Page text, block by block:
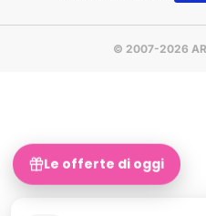
© 2007-2026
Le offerte di oggi